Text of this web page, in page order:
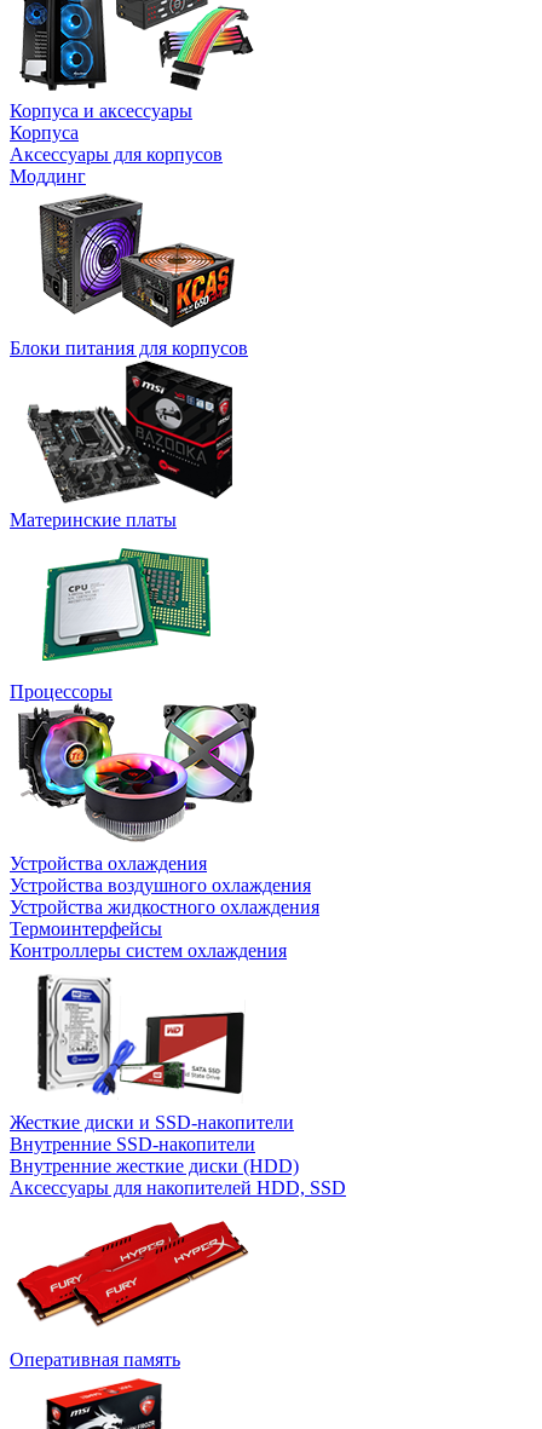
Корпуса и аксессуары
Корпуса
Аксессуары для корпусов
Моддинг
Блоки питания для корпусов
Материнские платы
Процессоры
Устройства охлаждения
Устройства воздушного охлаждения
Устройства жидкостного охлаждения
Термоинтерфейсы
Контроллеры систем охлаждения
Жесткие диски и SSD-накопители
Внутренние SSD-накопители
Внутренние жесткие диски (HDD)
Аксессуары для накопителей HDD, SSD
Оперативная память